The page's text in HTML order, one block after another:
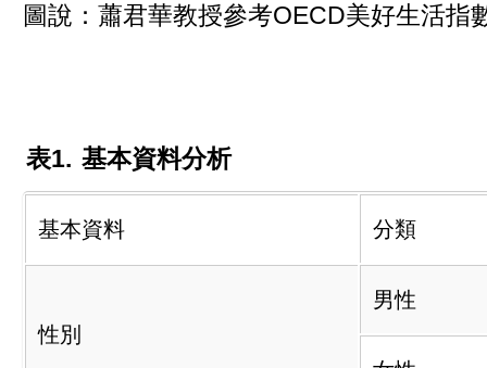
圖說：蕭君華教授參考OECD美好生活指
表1. 基本資料分析
基本資料 分類
性別
男性